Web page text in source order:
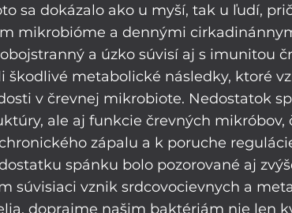
sa dokázalo ako u myší, tak u ľudí,
mikrobióme a dennými
a úzko súvisí aj s imunitou
škodlivé metabolické následky, ktoré
v črevnej mikrobiote. Nedostatok
ale aj funkcie črevných mikróbov,
zápalu a k poruche
spánku bolo pozorované aj
súvisiaci vznik srdcovocievnych a
doprajme našim baktériám nie len